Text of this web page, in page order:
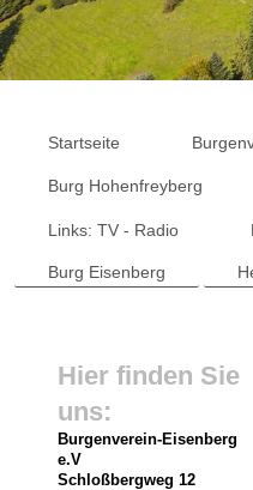
Startseite
Burg Hohenfreyberg
Links: TV - Radio
Burg Eisenberg
Hier finden Sie
uns:
Burgenverein-Eisenberg
e.V
Schloßbergweg 12